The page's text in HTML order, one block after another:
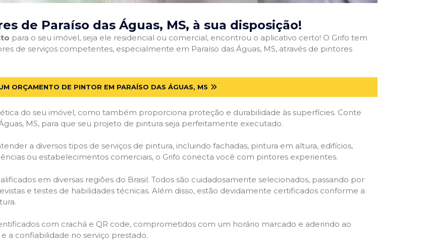
de Paraíso das Águas, MS, à sua disposição!
para o seu imóvel, seja ele residencial ou comercial, encontrou o aplicativo certo! O Grifo tem
de serviços competentes, especialmente em Paraíso das Águas, MS, através de pintores
ORÇAMENTO DE PINTOR EM PARAÍSO DAS ÁGUAS, MS
do seu imóvel, como também proporciona proteção e durabilidade às superfícies. Conte
MS, para que seu projeto de pintura seja perfeitamente executado.
a diversos tipos de serviços de pintura, incluindo fachadas, pintura em altura, edifícios,
ou estabelecimentos comerciais, o Grifo conecta você com pintores experientes.
em diversas regiões do Brasil. Todos são cuidadosamente selecionados, passando por
e testes de habilidades técnicas. Além disso, estão devidamente certificados conforme a
com crachá e QR code, comprometidos com um horário marcado e aderindo ao
a confiabilidade no serviço prestado.